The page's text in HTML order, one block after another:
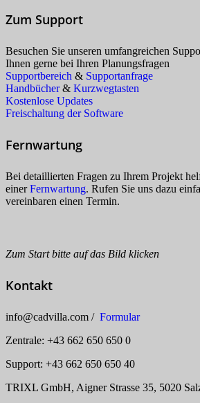
Zum Support
Besuchen Sie unseren umfangreichen
Ihnen gerne bei Ihren Planungsfragen
Supportbereich & Supportanfrage
Handbücher& Kurzwegtasten
Kostenlose Updates
Freischaltung der Software
Fernwartung
Bei detaillierten Fragen zu Ihrem Projekt
einerFernwartung. Rufen Sie uns dazu
vereinbaren einen Termin.
Zum Start bitte auf das Bild klicken
Kontakt
info@cadvilla.com / Formular
Zentrale: +43 662 650 650 0
Support: +43 662 650 650 40
TRIXL GmbH, Aigner Strasse 35, 5020